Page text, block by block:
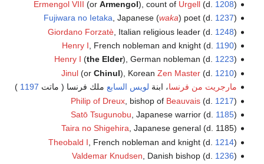
Ermengol VIII (or Armengol), count of Urgell(d. 1208)
Fujiwara no Ietaka , Japanese (waka) poet (d. 1237)
Giordano Forzatè, Italian religious leader (d. 1248)
Henry I , French nobleman and knight (d. 1190)
Henry I (the Elder), German nobleman (d. 1223)
Jinul(or Chinul), Korean Zen Master(d. 1210)
مارجريت من فرنسا، ابنة لويس السابع ملك فرنسا ( ماتت 1197
)
Philip of Dreux, bishop of Beauvais(d. 1217)
Satō Tsugunobu , Japanese warrior (d. 1185)
Taira no Shigehira, Japanese general (d. 1185)
Theobald I , French nobleman and knight (d. 1214)
Valdemar Knudsen , Danish bishop (d. 1236)